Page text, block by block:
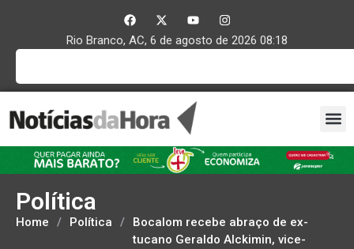
Rio Branco, AC, 6 de agosto de 2026 08:18
Política
Home / Política /
Bocalom recebe abraço de ex-
tucano Geraldo Alckimin, vice-